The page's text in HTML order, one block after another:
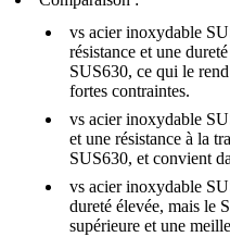
vs acier inoxydable
résistance et une
SUS630, ce qui le
fortes contraintes.
vs acier inoxydable
et une résistance à la
SUS630, et convient
vs acier inoxydable
dureté élevée, mais le
supérieure et une